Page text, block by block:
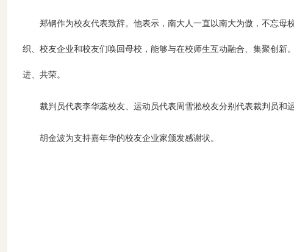
郑钢作为校友代表致辞。他表示，南大人一直以南大为傲，不忘
织、校友企业和校友们唤回母校，能够与在校师生互动融合、集聚创
进、共荣。
裁判员代表李华蕊校友、运动员代表周雪淞校友分别代表裁判员和
胡金波为支持嘉年华的校友企业家颁发感谢状。